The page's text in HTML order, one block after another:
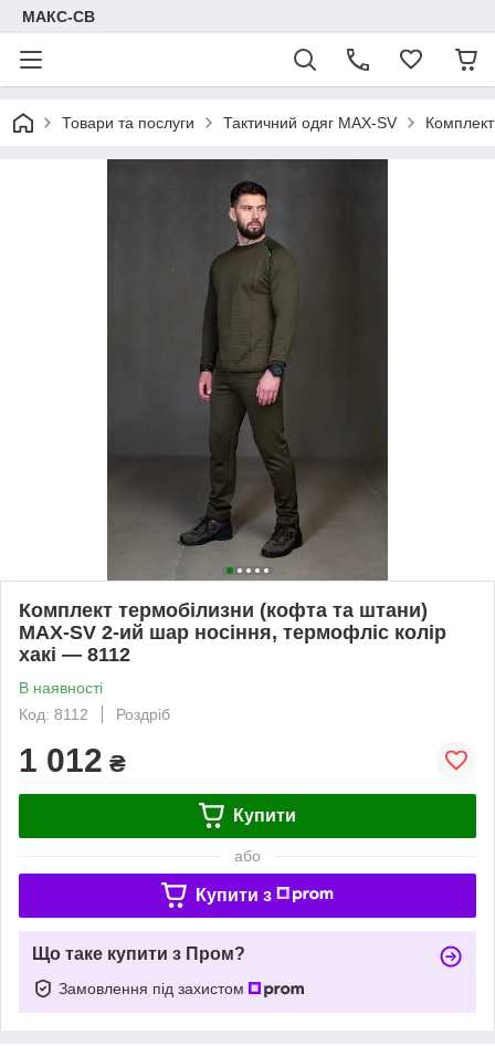
МАКС-СВ
Товари та послуги Тактичний одяг MAX-SV
Комплект термобілизни (кофта та штани)
MAX-SV 2-ий шар носіння, термофліс колір
хакі — 8112
В наявності
Код: 8112
Роздріб
1 012 ₴
Купити
або
Купити з
Що таке купити з Пром?
Замовлення під захистом